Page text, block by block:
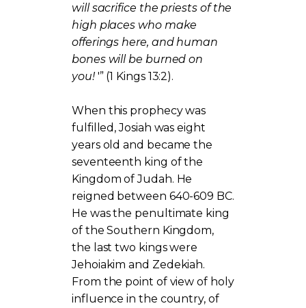
will sacrifice the priests of the
high places who make
offerings here, and human
bones will be burned on
you! '” (1 Kings 13:2).
When this prophecy was
fulfilled, Josiah was eight
years old and became the
seventeenth king of the
Kingdom of Judah. He
reigned between 640-609 BC.
He was the penultimate king
of the Southern Kingdom,
the last two kings were
Jehoiakim and Zedekiah.
From the point of view of holy
influence in the country, of